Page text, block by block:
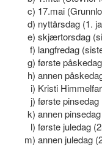
c) 17.mai
d) nyttårsdag (1.
e) skjærtorsdag
f) langfredag
g) første
h) annen
i) Kristi
j) første
k) annen
l) første juledag
m) annen juledag